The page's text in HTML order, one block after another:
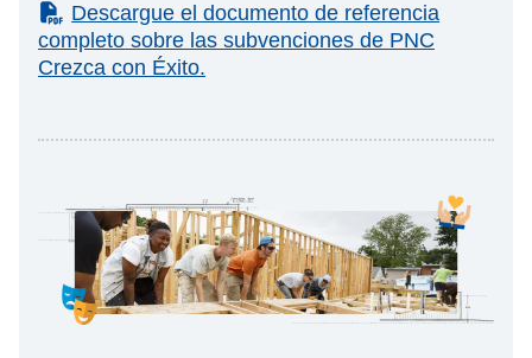
(PDF)
Descargue el documento de referencia
completo sobre las subvenciones de PNC
Crezca con Éxito.